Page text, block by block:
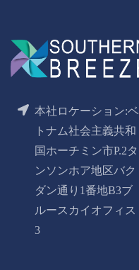
本社ロケーション:ベ
トナム社会主義共和
国ホーチミン市P.2タ
ンソンホア地区バク
ダン通り1番地B3ブ
ルースカイオフィス
3